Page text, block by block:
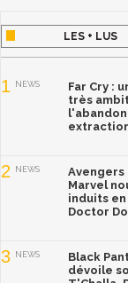
LES + LUS
1 NEWS
Far Cry :
très
2 NEWS
Avengers
Marvel
induits
Doctor
3 NEWS
Black
dévoile